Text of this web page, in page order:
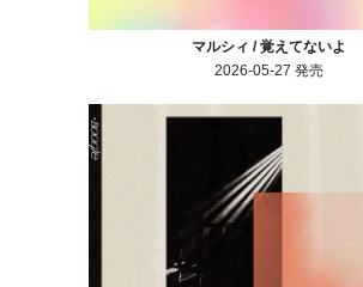
マルシィ / 覚えてないよ
2026-05-27 発売